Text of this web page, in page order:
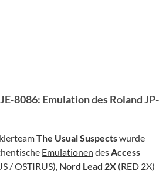
8086: Emulation des Roland JP-
The Usual Suspectswurde
Emulationen desAccess
/ OSTIRUS), Nord Lead 2X (RED 2X)